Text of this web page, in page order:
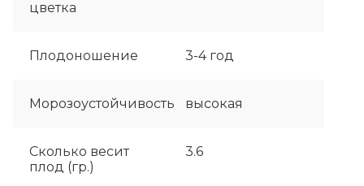
цветка
Плодоношение 3-4 год
Морозоустойчивость высокая
Сколько весит
плод (гр.)
3.6